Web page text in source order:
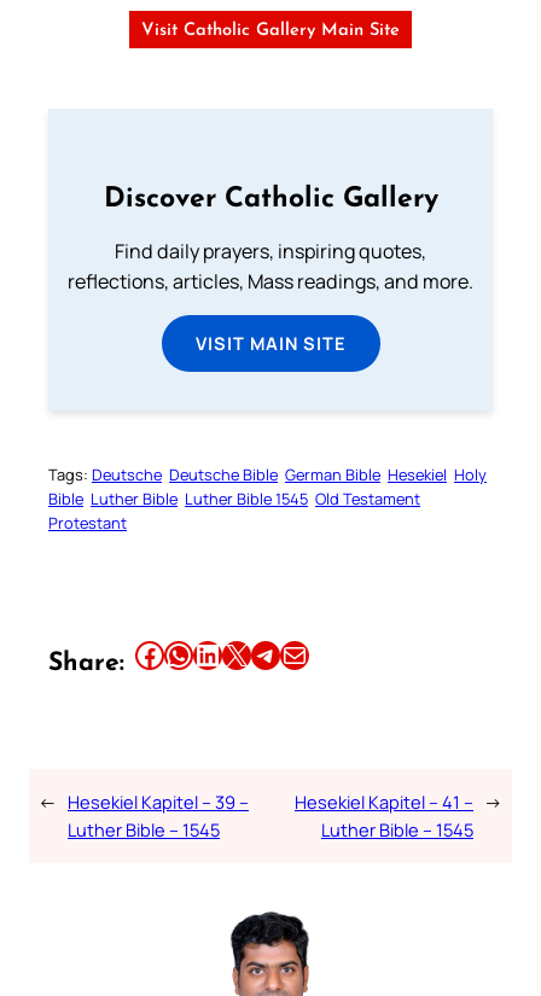
Visit Catholic Gallery Main Site
Discover Catholic Gallery
Find daily prayers, inspiring quotes,
reflections, articles, Mass readings, and more.
VISIT MAIN SITE
Tags: Deutsche Deutsche Bible German Bible Hesekiel Holy
Bible Luther Bible Luther Bible 1545 Old Testament
Protestant
Share: Share this article on Facebook Share this article on WhatsApp Share this article on LinkedIn Share this article on X Share this article on TelegramEmail this Article
← Hesekiel Kapitel – 39 –
Luther Bible – 1545
Hesekiel Kapitel – 41 –
Luther Bible – 1545
→